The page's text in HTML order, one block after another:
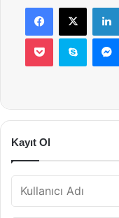
Facebook
X
Pocket Skype
Kayıt Ol